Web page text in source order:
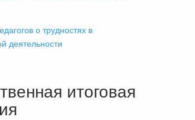
о трудностях в
деятельности
итоговая